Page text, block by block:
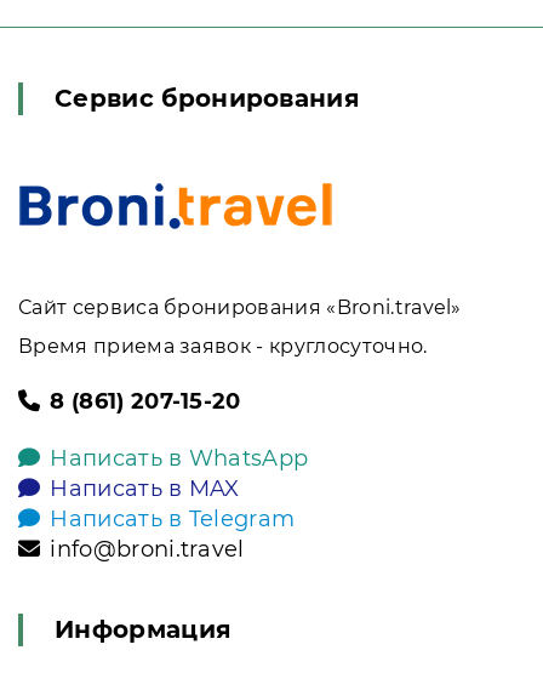
Сервис бронирования
Сайт сервиса бронирования «Broni.travel»
Время приема заявок - круглосуточно.
8 (861) 207-15-20
Написать в WhatsApp
Написать в MAX
Написать в Telegram
info@broni.travel
Информация